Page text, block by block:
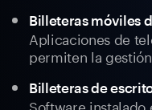
Billeteras móviles
Aplicaciones de
permiten la
Billeteras de
Software